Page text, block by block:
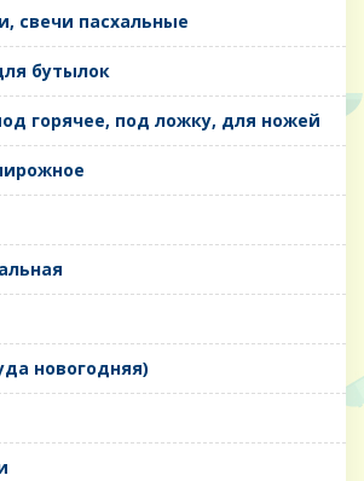
свечи пасхальные
бутылок
горячее, под ложку, для ножей
новогодняя)